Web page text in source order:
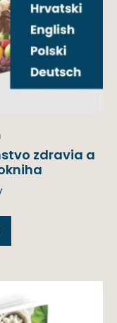
zdravia a